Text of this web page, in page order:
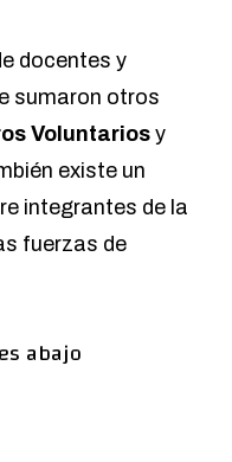
docentes y
sumaron otros
Voluntarios y
existe un
integrantes de la
fuerzas de
abajo